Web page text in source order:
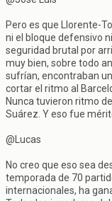
Pero es que Llorente-
ni el bloque defensivo
seguridad brutal por
muy bien, sobre todo
sufrían, encontraban
cortar el ritmo al
Nunca tuvieron ritmo
Suárez. Y eso fue
@Lucas
No creo que eso sea
temporada de 70
internacionales, ha